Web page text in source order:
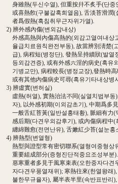
身雖熱(두신수열), 但重按幷不炙手(단중
或喜熱飮(구불갈혹희열음), 舌淡苔滑潤(
者爲假熱(혹침취무근자위가열).
2) 辨外感內傷(변외감내상)
外感高熱與內傷高熱的(외감고열여내상
율급치료원칙완전부동), 故當辨別淸楚(고
급), 病程短(병정단), 發熱呈持續狀(발열
등외감견증), 或有外感六淫的病史(혹유외
기병교만), 病程較長(병정교장),發熱時高
或有其他內傷病史可尋(혹유기타내상병
3) 辨虛實(변허실)
虛熱(허열), 實熱治法不同(실열치법부동),
자), 以外感初期(이외감초기), 中期爲多見
一般舌紅苔黃(일반설홍태황), 脈細有力(
感后期(다견우외감후기), 或內傷病程中(
纏綿難愈(전면난유), 舌嫩紅少苔(설눈홍
4) 辨熱型(변열형)
熱型與證型常有密切聯系(열형여중형상유
重要組成部分(증형진단적중요조성부분).
惡寒重者多見于風寒束表(오한중자다견우
자다견우풍열재위); 寒熱往來(한열왕래),
불한무규율자), 屬半表半里(속반표반리),